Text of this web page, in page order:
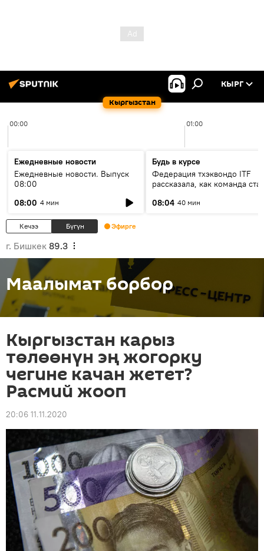
Кыргызстан
КЫРГ
00:00 01:00
Ежедневные новости
Ежедневные новости. Выпуск
08:00
08:00 4 мин
Будь в курсе
Федерация тхэквондо ITF
рассказала, как команда
08:04 40 мин
Кечээ Бүгүн Эфирге
г. Бишкек 89.3
Маалымат борбор
Кыргызстан карыз
төлөөнүн эң жогорку
чегине качан жетет?
Расмий жооп
20:06 11.11.2020